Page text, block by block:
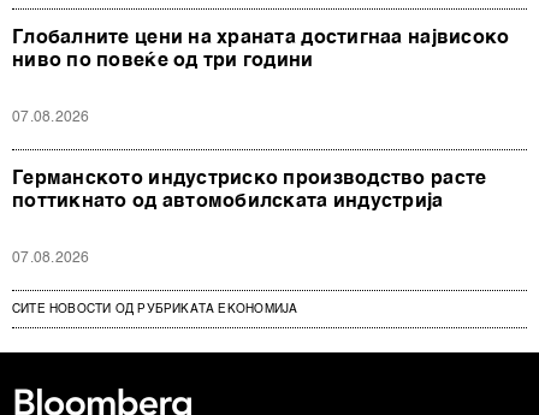
Глобалните цени на храната достигнаа највисоко
ниво по повеќе од три години
07.08.2026
Германското индустриско производство расте
поттикнато од автомобилската индустрија
07.08.2026
СИТЕ НОВОСТИ ОД РУБРИКАТА ЕКОНОМИЈА